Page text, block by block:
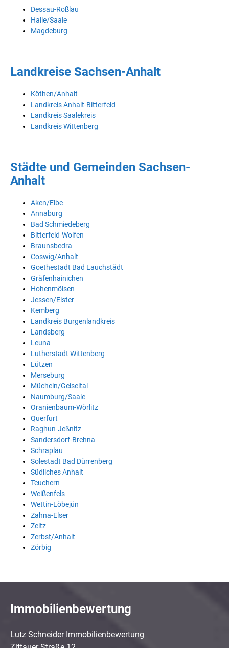
Dessau-Roßlau
Halle/Saale
Magdeburg
Landkreise Sachsen-Anhalt
Köthen/Anhalt
Landkreis Anhalt-Bitterfeld
Landkreis Saalekreis
Landkreis Wittenberg
Städte und Gemeinden Sachsen-
Anhalt
Aken/Elbe
Annaburg
Bad Schmiedeberg
Bitterfeld-Wolfen
Braunsbedra
Coswig/Anhalt
Goethestadt Bad Lauchstädt
Gräfenhainichen
Hohenmölsen
Jessen/Elster
Kemberg
Landkreis Burgenlandkreis
Landsberg
Leuna
Lutherstadt Wittenberg
Lützen
Merseburg
Mücheln/Geiseltal
Naumburg/Saale
Oranienbaum-Wörlitz
Querfurt
Raghun-Jeßnitz
Sandersdorf-Brehna
Schraplau
Solestadt Bad Dürrenberg
Südliches Anhalt
Teuchern
Weißenfels
Wettin-Löbejün
Zahna-Elser
Zeitz
Zerbst/Anhalt
Zörbig
Immobilienbewertung
Lutz Schneider Immobilienbewertung